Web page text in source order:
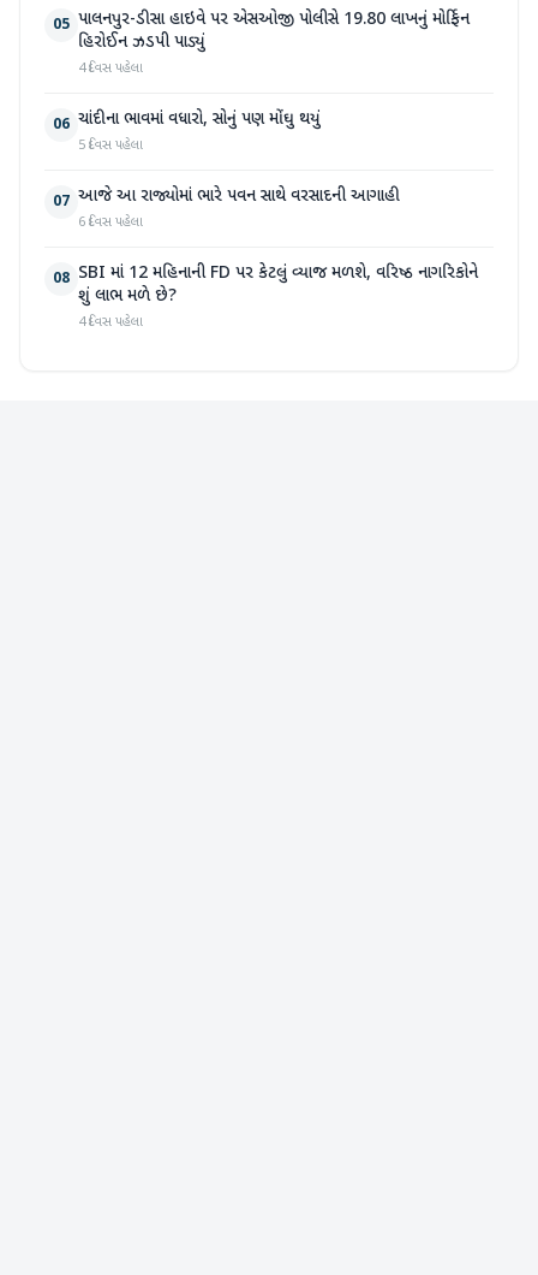
05 પાલનપુર-ડીસા હાઇવે પર એસઓજી પોલીસે 19.80 લાખનું મોર્ફિન
હિરોઈન ઝડપી પાડ્યું
4 દિવસ પહેલા
06 ચાંદીના ભાવમાં વધારો, સોનું પણ મોંઘુ થયું
5 દિવસ પહેલા
07 આજે આ રાજ્યોમાં ભારે પવન સાથે વરસાદની આગાહી
6 દિવસ પહેલા
08 SBI માં 12 મહિનાની FD પર કેટલું વ્યાજ મળશે, વરિષ્ઠ નાગરિકોને
શું લાભ મળે છે?
4 દિવસ પહેલા